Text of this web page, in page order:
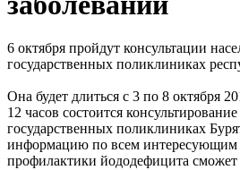
6 октября пройдут консультации
государственных поликлиниках
Она будет длиться с 3 по 8 октября
12 часов состоится
государственных поликлиниках
информацию по всем интересующим
профилактики йододефицита